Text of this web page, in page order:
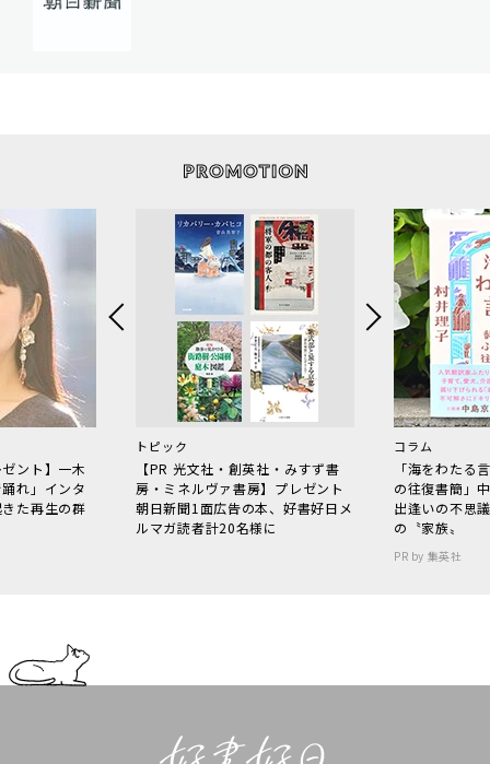
ント】一木
れ」インタ
た再生の群
トピック
【PR 光文社・創英社・みすず書
房・ミネルヴァ書房】プレゼント
朝日新聞1面広告の本、好書好日メ
ルマガ読者計20名様に
コラム
「海をわた
の往復書簡」
出逢いの不思
の〝家族〟
PR by 集英社